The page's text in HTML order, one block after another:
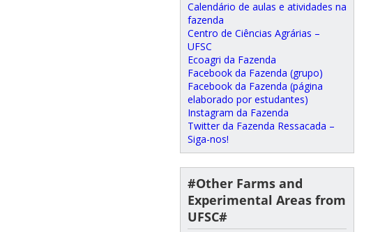
Calendário de aulas e atividades na
fazenda
Centro de Ciências Agrárias –
UFSC
Ecoagri da Fazenda
Facebook da Fazenda (grupo)
Facebook da Fazenda (página
elaborado por estudantes)
Instagram da Fazenda
Twitter da Fazenda Ressacada –
Siga-nos!
#Other Farms and
Experimental Areas from
UFSC#